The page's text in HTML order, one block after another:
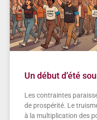
Un début d’été
Les contraintes
de prospérité. Le
à la multiplication des